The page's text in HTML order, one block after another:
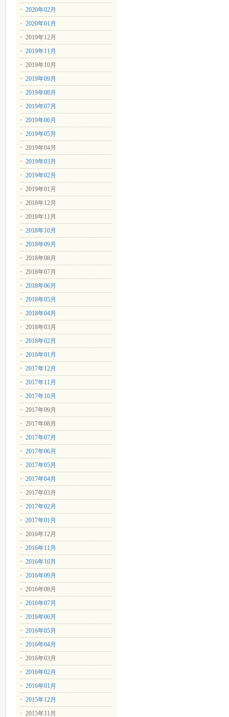
2020年02月
2020年01月
2019年12月
2019年11月
2019年10月
2019年09月
2019年08月
2019年07月
2019年06月
2019年05月
2019年04月
2019年03月
2019年02月
2019年01月
2018年12月
2018年11月
2018年10月
2018年09月
2018年08月
2018年07月
2018年06月
2018年05月
2018年04月
2018年03月
2018年02月
2018年01月
2017年12月
2017年11月
2017年10月
2017年09月
2017年08月
2017年07月
2017年06月
2017年05月
2017年04月
2017年03月
2017年02月
2017年01月
2016年12月
2016年11月
2016年10月
2016年09月
2016年08月
2016年07月
2016年06月
2016年05月
2016年04月
2016年03月
2016年02月
2016年01月
2015年12月
2015年11月